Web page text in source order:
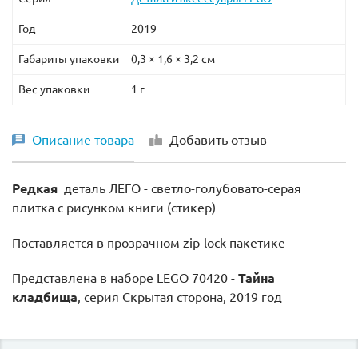
Год 2019
Габариты упаковки 0,3 × 1,6 × 3,2 см
Вес упаковки 1 г
Описание товара Добавить отзыв
Редкая деталь ЛЕГО - светло-голубовато-серая
плитка с рисунком книги (стикер)
Поставляется в прозрачном zip-lock пакетике
Представлена в наборе LEGO 70420 - Тайна
кладбища, серия Скрытая сторона, 2019 год